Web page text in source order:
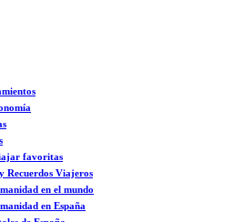
favoritas
Recuerdos Viajeros
en el mundo
en España